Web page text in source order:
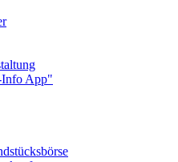
Info App"